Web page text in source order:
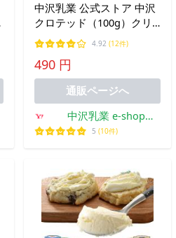
中沢乳業 公式ストア 中沢
クロテッド（100g）クリ
ーム スコーン用 アフタ
ヌーンティー
4.92 (12件)
490 円
通販ページへ
中沢乳業 e-shop
Yahoo!店
5 (10件)